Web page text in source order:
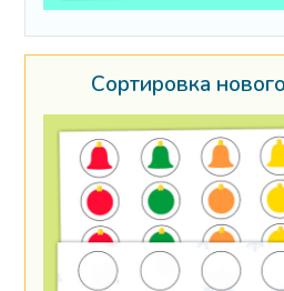
Сортировка